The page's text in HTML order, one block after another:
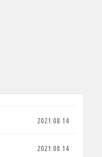
2021.08.14
2021.08.14